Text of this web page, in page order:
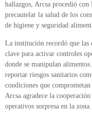
hallazgos, Arcsa procedió
precautelar la salud de los
de higiene y seguridad
La institución recordó que las
clave para activar controles
donde se manipulan
reportar riesgos sanitarios
condiciones que
Arcsa agradece la
operativos sorpresa en la zona.